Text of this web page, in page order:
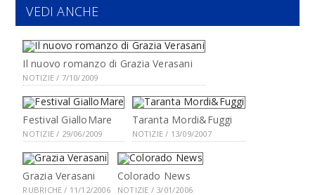
VEDI ANCHE
Il nuovo romanzo di Grazia Verasani
NOTIZIE / 7/10/2009
Festival GialloMare
NOTIZIE / 29/06/2009
Taranta Mordi&Fuggi
NOTIZIE / 13/09/2007
Grazia Verasani
RUBRICHE / 11/12/2006
Colorado News
NOTIZIE / 3/01/2006